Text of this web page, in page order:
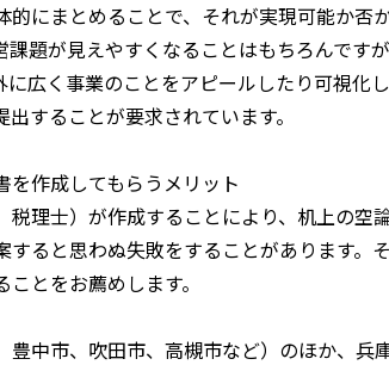
にまとめることで、それが実現可能か
題が見えやすくなることはもちろんで
広く事業のことをアピールしたり可視
することが要求されています。
作成してもらうメリット
理士）が作成することにより、机上の
ると思わぬ失敗をすることがあります
とをお薦めします。
中市、吹田市、高槻市など）のほか、